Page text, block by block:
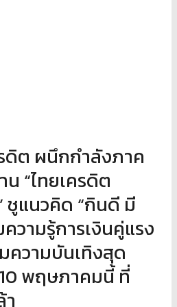
ดิต ผนึกกำลังภาค
“ไทยเครดิต
ชูแนวคิด “กินดี มี
วามรู้การเงินคู่แรง
ความบันเทิงสุด
พฤษภาคมนี้ ที่